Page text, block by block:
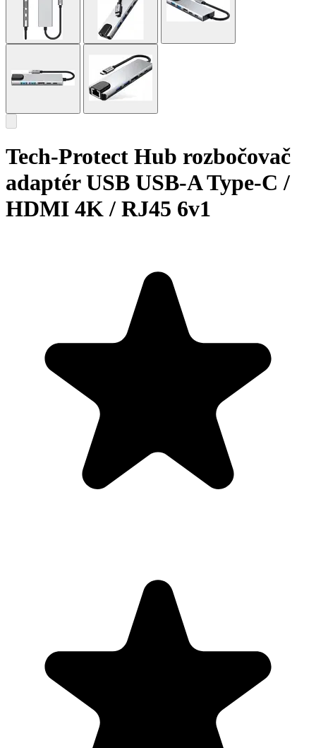
Tech-Protect Hub rozbočovač
adaptér USB USB-A Type-C /
HDMI 4K / RJ45 6v1